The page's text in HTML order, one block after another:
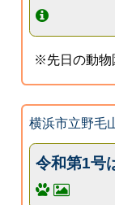
※先日の動物
横浜市立野毛
令和第1号